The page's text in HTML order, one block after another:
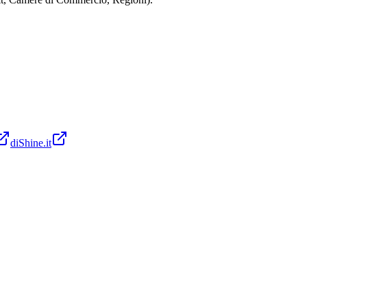
diShine.it